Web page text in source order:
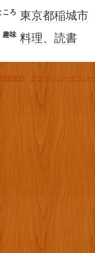
ころ 東京都稲城市
趣味 料理、 読書
用規約 - プライバシーポリシー